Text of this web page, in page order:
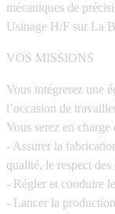
mécaniques de
Usinage H/F sur La
VOS MISSIONS
Vous intégrerez une
l’occasion de
Vous serez en
- Assurer la
qualité, le respect
- Régler et conduire
- Lancer la